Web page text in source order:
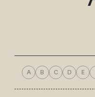
A B C D E